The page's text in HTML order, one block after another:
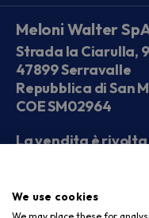
Meloni Walter
Strada la Ciarulla,
47899 Serravalle
Repubblica di San
COE SM02964
La vendita è
Seguici sui social
We use cookies